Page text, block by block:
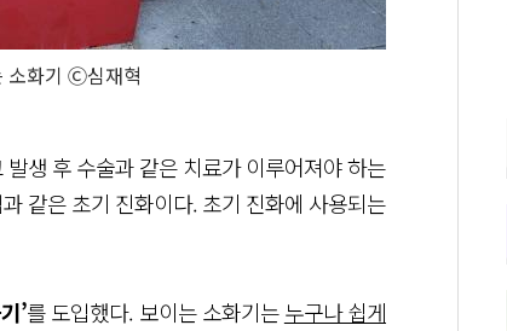
소화기 Ⓒ심재혁
생 후 수술과 같은 치료가 이루어져야 하는
같은 초기 진화이다. 초기 진화에 사용되는
’를 도입했다. 보이는 소화기는누구나 쉽게